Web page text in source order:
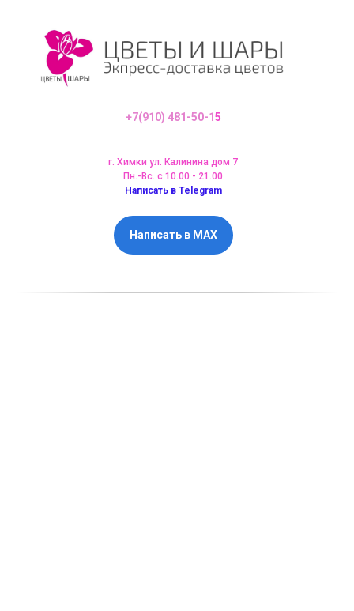
+7(910) 481-50-15
г. Химки ул. Калинина дом 7
Пн.-Вс. с 10.00 - 21.00
Написать в Telegram
Написать в MAX